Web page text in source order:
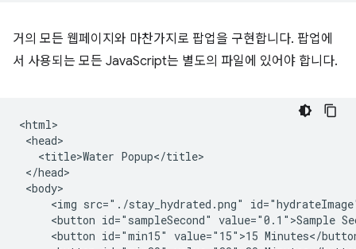
거의 모든 웹페이지와 마찬가지로 팝업을 구현합니다. 팝업에
서 사용되는 모든 JavaScript는 별도의 파일에 있어야 합니다.
<html>
<head>
   <title>Water Popup</title>
</head>
<body>
<img src="./stay_hydrated.png"
<button id="sampleSecond" value="0.1">Sample
<button id="min15" value="15">15 Minutes</